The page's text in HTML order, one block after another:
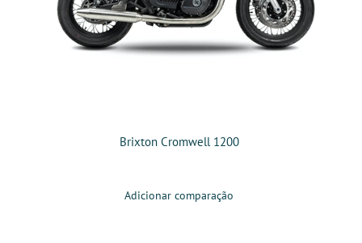
Brixton Cromwell 1200
Adicionar comparação